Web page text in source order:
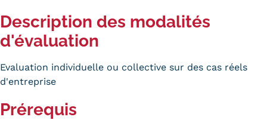
Discrimination/égalité/mixité
Handi'Cnam
Témoignages
Description des modalités
d'évaluation
Evaluation individuelle ou collective sur des cas réels
d'entreprise
Prérequis